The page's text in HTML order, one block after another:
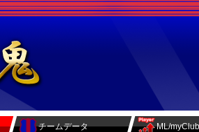
チームデータ ML/